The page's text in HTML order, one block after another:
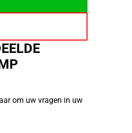
om uw vragen in uw